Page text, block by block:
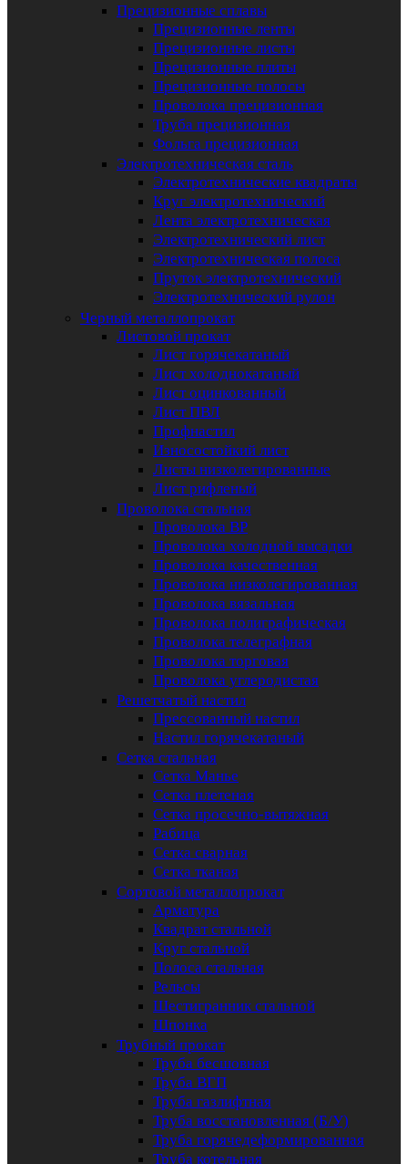
Прецизионные сплавы
Прецизионные ленты
Прецизионные листы
Прецизионные плиты
Прецизионные полосы
Проволока прецизионная
Труба прецизионная
Фольга прецизионная
Электротехническая сталь
Электротехнические квадраты
Круг электротехнический
Лента электротехническая
Электротехнический лист
Электротехническая полоса
Пруток электротехнический
Электротехнический рулон
Черный металлопрокат
Листовой прокат
Лист горячекатаный
Лист холоднокатаный
Лист оцинкованный
Лист ПВЛ
Профнастил
Износостойкий лист
Листы низколегированные
Лист рифленый
Проволока стальная
Проволока ВР
Проволока холодной высадки
Проволока качественная
Проволока низколегированная
Проволока вязальная
Проволока полиграфическая
Проволока телеграфная
Проволока торговая
Проволока углеродистая
Решетчатый настил
Прессованный настил
Настил горячекатаный
Сетка стальная
Сетка Манье
Сетка плетеная
Сетка просечно-вытяжная
Рабица
Сетка сварная
Сетка тканая
Сортовой металлопрокат
Арматура
Квадрат стальной
Круг стальной
Полоса стальная
Рельсы
Шестигранник стальной
Шпонка
Трубный прокат
Труба бесшовная
Труба ВГП
Труба газлифтная
Труба восстановленная (Б/У)
Труба горячедеформированная
Труба котельная